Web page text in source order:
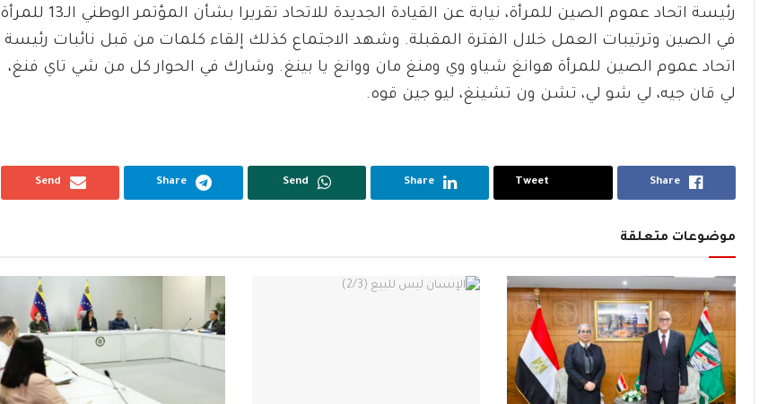
رئيسة اتحاد عموم الصين للمرأة، نيابة عن القيادة الجديدة للاتحاد تقريرا بشأن المؤتمر الوطني الـ13 للمرأة
في الصين وترتيبات العمل خلال الفترة المقبلة. وشهد الاجتماع كذلك إلقاء كلمات من قبل نائبات رئيسة
اتحاد عموم الصين للمرأة هوانغ شياو وي ومنغ مان ووانغ يا بينغ. وشارك في الحوار كل من شي تاي فنغ،
لي قان جيه، لي شو لي، تشن ون تشينغ، ليو جين قوه.
Share
Tweet
Share
Send
Share
Send
موضوعات متعلقة